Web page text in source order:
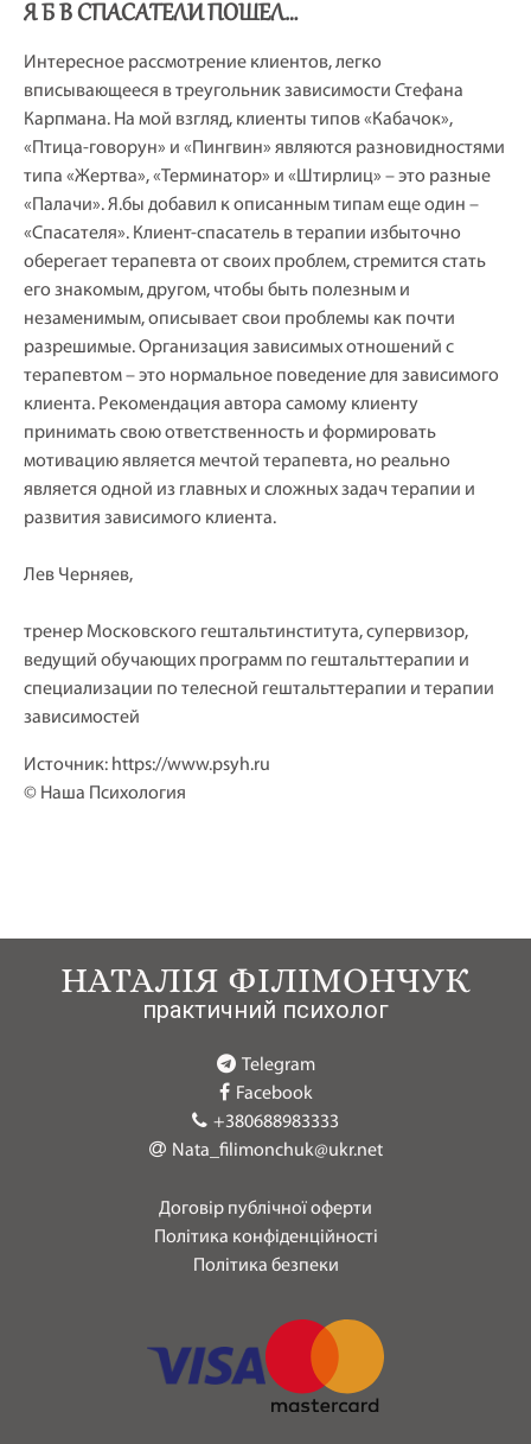
Я Б В СПАСАТЕЛИ ПОШЕЛ…
Интересное рассмотрение клиентов, легко
вписывающееся в треугольник зависимости Стефана
Карпмана. На мой взгляд, клиенты типов «Кабачок»,
«Птица-говорун» и «Пингвин» являются разновидностями
типа «Жертва», «Терминатор» и «Штирлиц» – это разные
«Палачи». Я.бы добавил к описанным типам еще один –
«Спасателя». Клиент-спасатель в терапии избыточно
оберегает терапевта от своих проблем, стремится стать
его знакомым, другом, чтобы быть полезным и
незаменимым, описывает свои проблемы как почти
разрешимые. Организация зависимых отношений с
терапевтом – это нормальное поведение для зависимого
клиента. Рекомендация автора самому клиенту
принимать свою ответственность и формировать
мотивацию является мечтой терапевта, но реально
является одной из главных и сложных задач терапии и
развития зависимого клиента.
Лев Черняев,
тренер Московского гештальтинститута, супервизор,
ведущий обучающих программ по гештальттерапии и
специализации по телесной гештальттерапии и терапии
зависимостей
Источник: https://www.psyh.ru
© Наша Психология
НАТАЛІЯ ФІЛІМОНЧУК
практичний психолог
Telegram
Facebook
+380688983333
Nata_filimonchuk@ukr.net
Договір публічної оферти
Політика конфіденційності
Політика безпеки